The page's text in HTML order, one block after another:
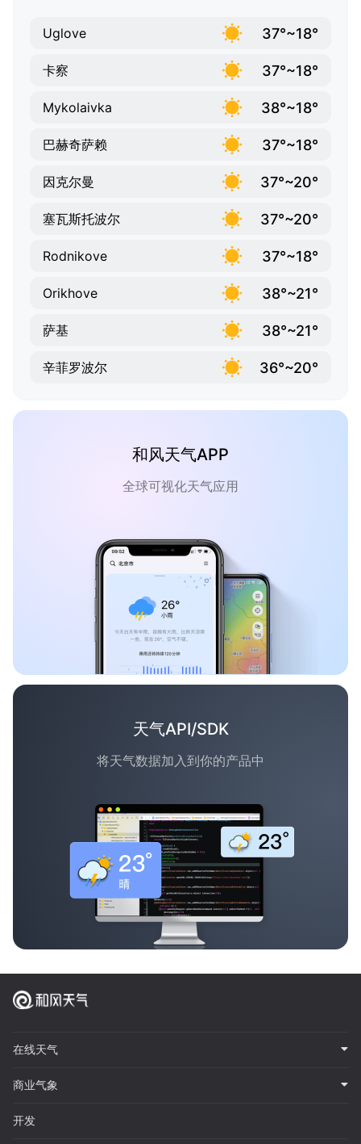
Uglove 37°~18°
卡察 37°~18°
Mykolaivka 38°~18°
巴赫奇萨赖 37°~18°
因克尔曼 37°~20°
塞瓦斯托波尔 37°~20°
Rodnikove 37°~18°
Orikhove 38°~21°
萨基 38°~21°
辛菲罗波尔 36°~20°
和风天气APP
全球可视化天气应用
天气API/SDK
将天气数据加入到你的产品中
在线天气
商业气象
开发